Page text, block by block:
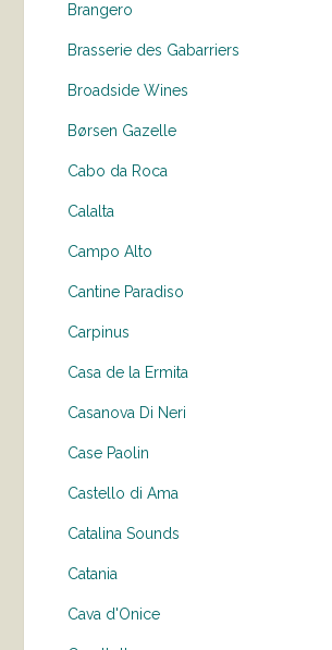
Brangero
Brasserie des Gabarriers
Broadside Wines
Børsen Gazelle
Cabo da Roca
Calalta
Campo Alto
Cantine Paradiso
Carpinus
Casa de la Ermita
Casanova Di Neri
Case Paolin
Castello di Ama
Catalina Sounds
Catania
Cava d'Onice